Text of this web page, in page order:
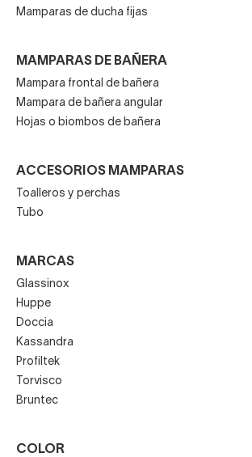
Mamparas de ducha fijas
MAMPARAS DE BAÑERA
Mampara frontal de bañera
Mampara de bañera angular
Hojas o biombos de bañera
ACCESORIOS MAMPARAS
Toalleros y perchas
Tubo
MARCAS
Glassinox
Huppe
Doccia
Kassandra
Profiltek
Torvisco
Bruntec
COLOR